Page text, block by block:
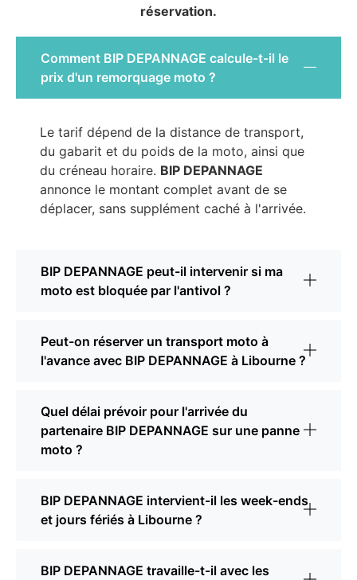
réservation.
Comment BIP DEPANNAGE calcule-t-il le
prix d'un remorquage moto ?
Le tarif dépend de la distance de transport,
du gabarit et du poids de la moto, ainsi que
du créneau horaire. BIP DEPANNAGE
annonce le montant complet avant de se
déplacer, sans supplément caché à l'arrivée.
BIP DEPANNAGE peut-il intervenir si ma
moto est bloquée par l'antivol ?
Peut-on réserver un transport moto à
l'avance avec BIP DEPANNAGE à Libourne ?
Quel délai prévoir pour l'arrivée du
partenaire BIP DEPANNAGE sur une panne
moto ?
BIP DEPANNAGE intervient-il les week-ends
et jours fériés à Libourne ?
BIP DEPANNAGE travaille-t-il avec les